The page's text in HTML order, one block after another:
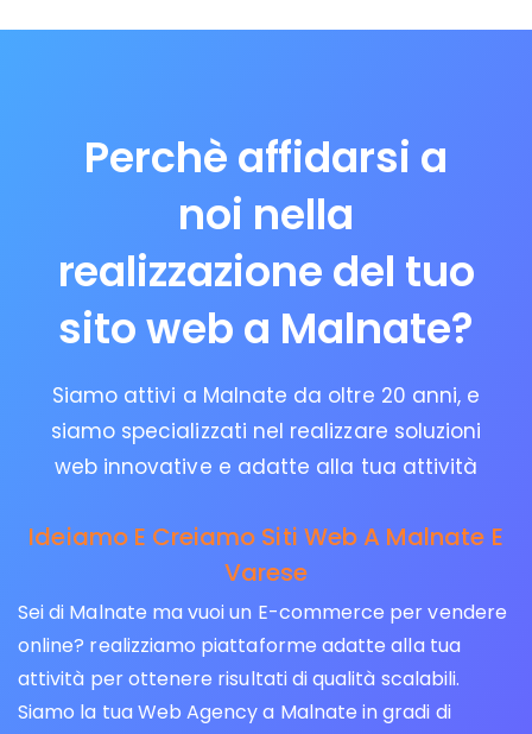
Perchè affidarsi a
noi nella
realizzazione del tuo
sito web a Malnate?
Siamo attivi a Malnate da oltre 20 anni, e
siamo specializzati nel realizzare soluzioni
web innovative e adatte alla tua attività
Ideiamo E Creiamo Siti Web A Malnate E
Varese
Sei di Malnate ma vuoi un E-commerce per vendere
online? realizziamo piattaforme adatte alla tua
attività per ottenere risultati di qualità scalabili.
Siamo la tua Web Agency a Malnate in gradi di